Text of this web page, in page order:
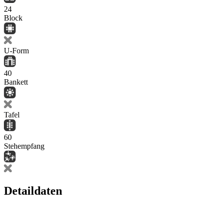
24
Block
U-Form
40
Bankett
Tafel
60
Stehempfang
Detaildaten